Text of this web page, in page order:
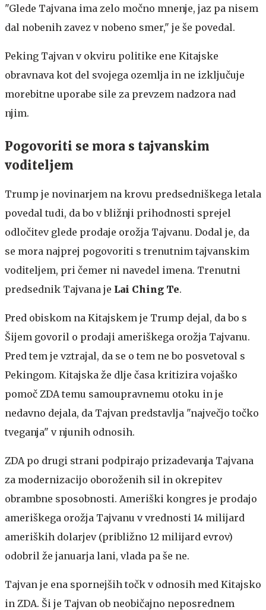
"Glede Tajvana ima zelo močno mnenje, jaz pa nisem
dal nobenih zavez v nobeno smer," je še povedal.
Peking Tajvan v okviru politike ene Kitajske
obravnava kot del svojega ozemlja in ne izključuje
morebitne uporabe sile za prevzem nadzora nad
njim.
Pogovoriti se mora s tajvanskim
voditeljem
Trump je novinarjem na krovu predsedniškega letala
povedal tudi, da bo v bližnji prihodnosti sprejel
odločitev glede prodaje orožja Tajvanu. Dodal je, da
se mora najprej pogovoriti s trenutnim tajvanskim
voditeljem, pri čemer ni navedel imena. Trenutni
predsednik Tajvana je Lai Ching Te.
Pred obiskom na Kitajskem je Trump dejal, da bo s
Šijem govoril o prodaji ameriškega orožja Tajvanu.
Pred tem je vztrajal, da se o tem ne bo posvetoval s
Pekingom. Kitajska že dlje časa kritizira vojaško
pomoč ZDA temu samoupravnemu otoku in je
nedavno dejala, da Tajvan predstavlja "največjo točko
tveganja" v njunih odnosih.
ZDA po drugi strani podpirajo prizadevanja Tajvana
za modernizacijo oboroženih sil in okrepitev
obrambne sposobnosti. Ameriški kongres je prodajo
ameriškega orožja Tajvanu v vrednosti 14 milijard
ameriških dolarjev (približno 12 milijard evrov)
odobril že januarja lani, vlada pa še ne.
Tajvan je ena spornejših točk v odnosih med Kitajsko
in ZDA. Ši je Tajvan ob neobičajno neposrednem